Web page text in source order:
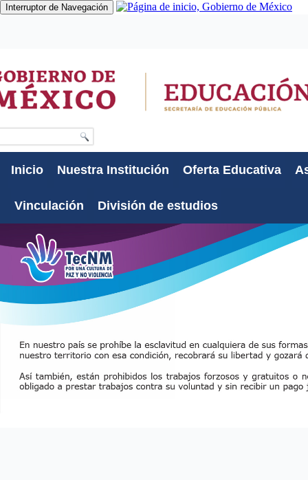
Interruptor de Navegación
Inicio Nuestra Institución Oferta Educativa
Vinculación División de estudios